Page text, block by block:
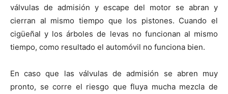
válvulas de admisión y escape del motor se abran y
cierran al mismo tiempo que los pistones. Cuando el
cigüeñal y los árboles de levas no funcionan al mismo
tiempo, como resultado el automóvil no funciona bien.
En caso que las válvulas de admisión se abren muy
pronto, se corre el riesgo que fluya mucha mezcla de